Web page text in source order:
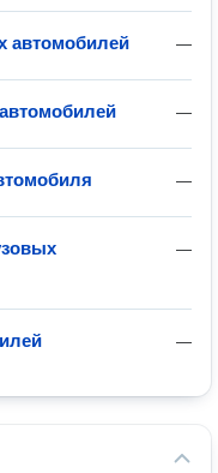
—
автомобилей
—
—
—
—